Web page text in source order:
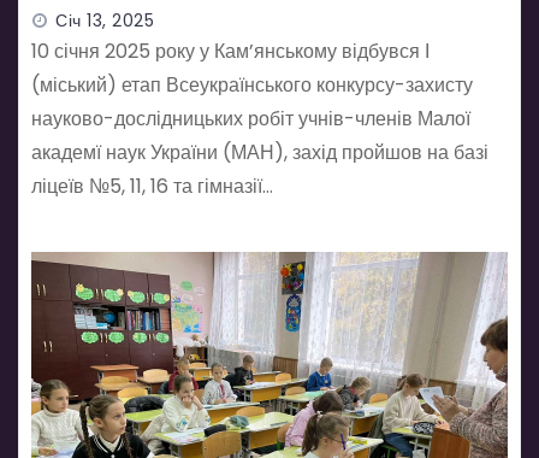
ЗАХИСТУ НАУКОВО-
ДОСЛІДНИЦЬКИХ РОБІТ УЧНІВ-
ЧЛЕНІВ МАЛОЇ АКАДЕМЇ НАУК
УКРАЇНИ (МАН)
Січ 13, 2025
10 січня 2025 року у Кам’янському відбувся І
(міський) етап Всеукраїнського конкурсу-захисту
науково-дослідницьких робіт учнів-членів Малої
академї наук України (МАН), захід пройшов на базі
ліцеїв №5, 11, 16 та гімназії…